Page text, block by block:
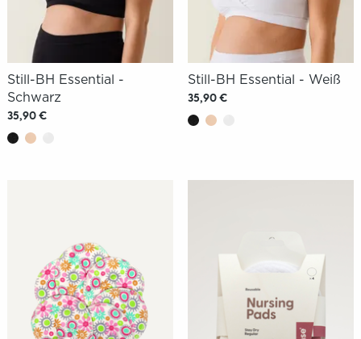
Still-BH Essential -
Schwarz
35,90 €
Still-BH Essential - Weiß
35,90 €